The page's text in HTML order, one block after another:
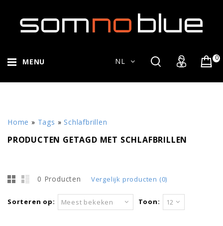
MENU 0
NL
Home » Tags » Schlafbrillen
PRODUCTEN GETAGD MET SCHLAFBRILLEN
0 Producten Vergelijk producten (0)
Sorteren op: Meest bekeken Toon: 12